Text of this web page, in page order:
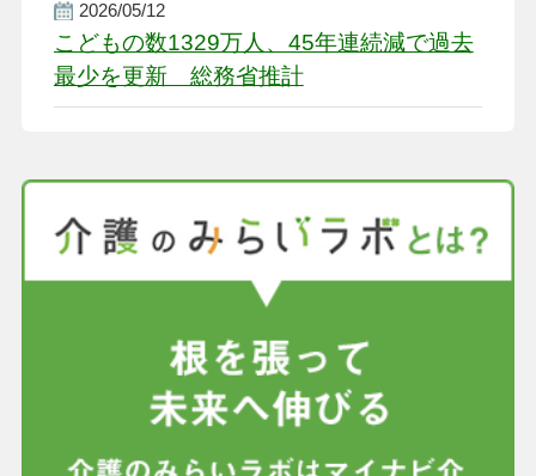
2026/05/12
こどもの数1329万人、45年連続減で過去
最少を更新 総務省推計